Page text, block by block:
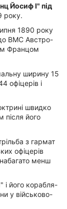
Йосиф I" під
року.
1890 року
ВМС Австро-
Францом
ширину 15
офіцерів і
швидко
після його
з гармат
офіцерів
менш
його корабля-
у військово-